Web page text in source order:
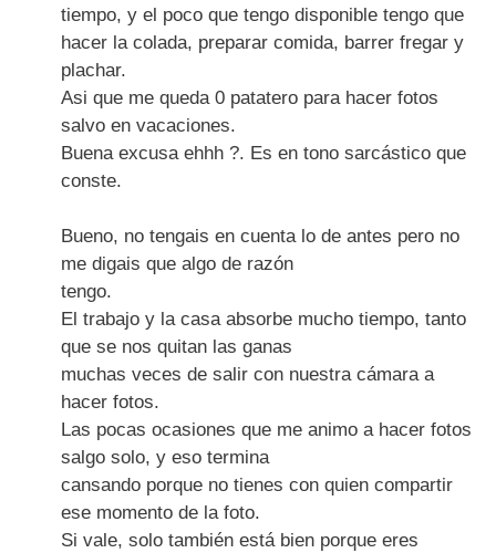
tiempo, y el poco que tengo disponible tengo que
hacer la colada, preparar comida, barrer fregar y
plachar.
Asi que me queda 0 patatero para hacer fotos
salvo en vacaciones.
Buena excusa ehhh ?. Es en tono sarcástico que
conste.
Bueno, no tengais en cuenta lo de antes pero no
me digais que algo de razón
tengo.
El trabajo y la casa absorbe mucho tiempo, tanto
que se nos quitan las ganas
muchas veces de salir con nuestra cámara a
hacer fotos.
Las pocas ocasiones que me animo a hacer fotos
salgo solo, y eso termina
cansando porque no tienes con quien compartir
ese momento de la foto.
Si vale, solo también está bien porque eres